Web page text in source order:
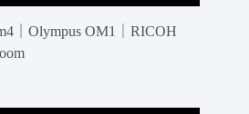
｜Olympus OM1｜RICOH